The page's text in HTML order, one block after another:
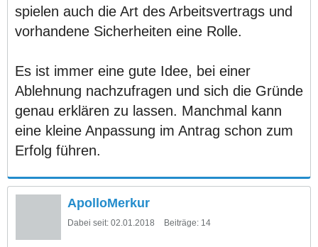
spielen auch die Art des Arbeitsvertrags und
vorhandene Sicherheiten eine Rolle.
Es ist immer eine gute Idee, bei einer
Ablehnung nachzufragen und sich die Gründe
genau erklären zu lassen. Manchmal kann
eine kleine Anpassung im Antrag schon zum
Erfolg führen.
ApolloMerkur
Dabei seit: 02.01.2018 Beiträge: 14